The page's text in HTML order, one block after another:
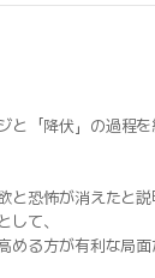
と「降伏」の過程を
恐怖が消えたと説
て、
める方が有利な局